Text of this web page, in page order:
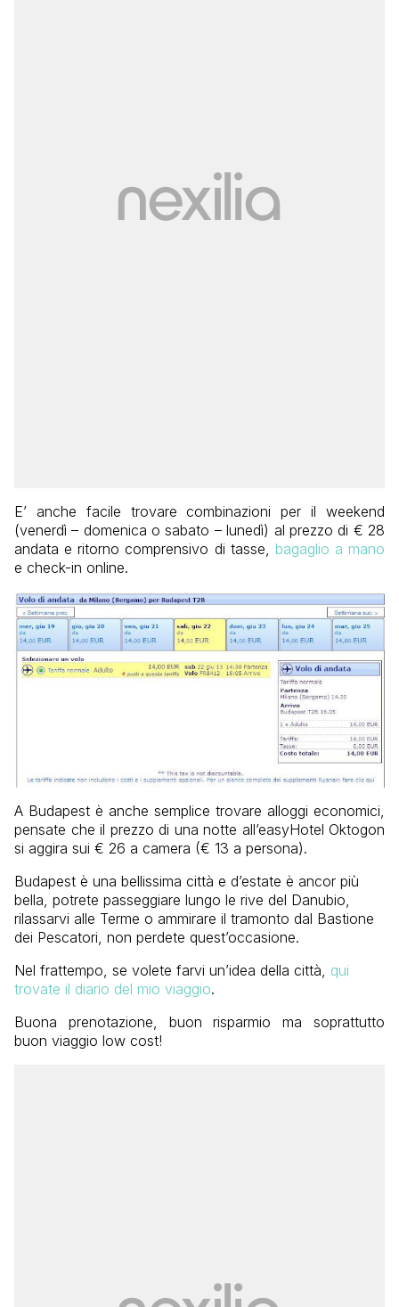
E’ anche facile trovare combinazioni per il weekend
(venerdì – domenica o sabato – lunedì) al prezzo di € 28
andata e ritorno comprensivo di tasse, bagaglio a mano
e check-in online.
A Budapest è anche semplice trovare alloggi economici,
pensate che il prezzo di una notte all’easyHotel Oktogon
si aggira sui € 26 a camera (€ 13 a persona).
Budapest è una bellissima città e d’estate è ancor più
bella, potrete passeggiare lungo le rive del Danubio,
rilassarvi alle Terme o ammirare il tramonto dal Bastione
dei Pescatori, non perdete quest’occasione.
Nel frattempo, se volete farvi un’idea della città, qui
trovate il diario del mio viaggio.
Buona prenotazione, buon risparmio ma soprattutto
buon viaggio low cost!